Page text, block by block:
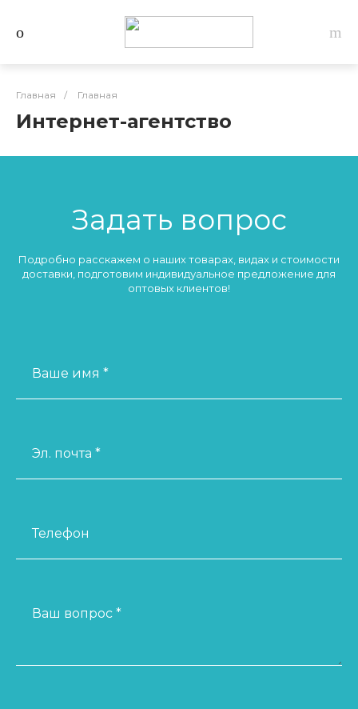
Главная / Главная
Интернет-агентство
Задать вопрос
Подробно расскажем о наших товарах, видах и стоимости
доставки, подготовим индивидуальное предложение для
оптовых клиентов!
Ваше имя *
Эл. почта *
Телефон
Ваш вопрос *